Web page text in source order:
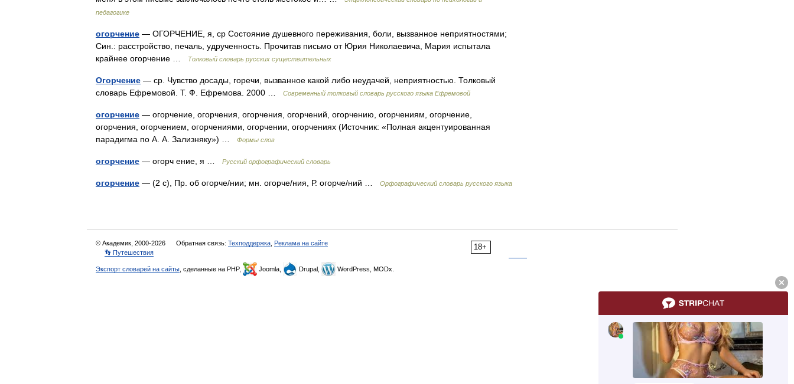
педагогике
огорчение — ОГОРЧЕНИЕ, я, ср Состояние душевного переживания, боли, вызванное неприятностями;
Син.: расстройство, печаль, удрученность. Прочитав письмо от Юрия Николаевича, Мария испытала
крайнее огорчение …
Толковый словарь русских существительных
Огорчение — ср. Чувство досады, горечи, вызванное какой либо неудачей, неприятностью. Толковый
словарь Ефремовой. Т. Ф. Ефремова. 2000 …
Современный толковый словарь русского языка Ефремовой
огорчение — огорчение, огорчения, огорчения, огорчений, огорчению, огорчениям, огорчение,
огорчения, огорчением, огорчениями, огорчении, огорчениях (Источник: «Полная акцентуированная
парадигма по А. А. Зализняку») …
Формы слов
огорчение — огорч ение, я … Русский орфографический словарь
огорчение — (2 с), Пр. об огорче/нии; мн. огорче/ния, Р. огорче/ний … Орфографический словарь русского языка
18+
© Академик, 2000-2026 Обратная связь: Техподдержка Реклама на сайте
👣 Путешествия
Экспорт словарей на сайты , сделанные на PHP, Joomla, Drupal, WordPress, MODx.